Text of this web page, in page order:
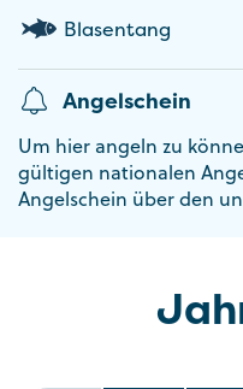
Blasentang
Angelschein
Um hier angeln zu
gültigen nationalen
Angelschein über den